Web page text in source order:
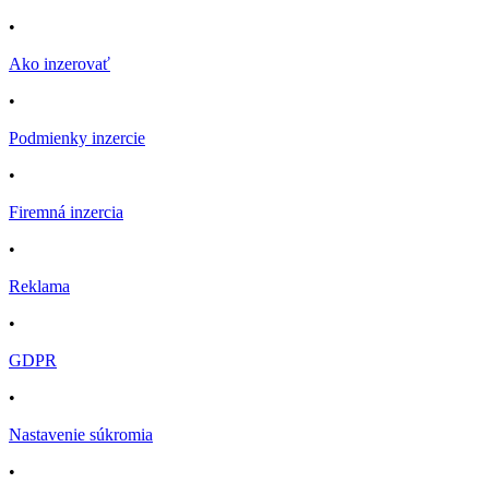
•
Ako inzerovať
•
Podmienky inzercie
•
Firemná inzercia
•
Reklama
•
GDPR
•
Nastavenie súkromia
•